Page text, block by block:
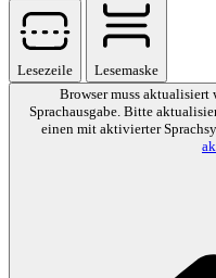
Lesezeile
Lesemaske
Browser muss aktualisiert
Sprachausgabe. Bitte
einen mit aktivierter